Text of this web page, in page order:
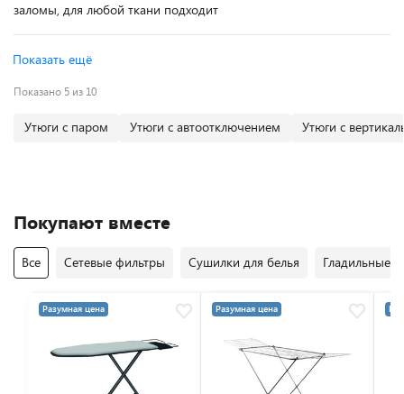
заломы, для любой ткани подходит
Показать ещё
Показано 5 из 10
Утюги с паром Утюги с автоотключением Утюги с
Покупают вместе
Все Сетевые фильтры Сушилки для белья Гладильные
Разумная цена Разумная цена